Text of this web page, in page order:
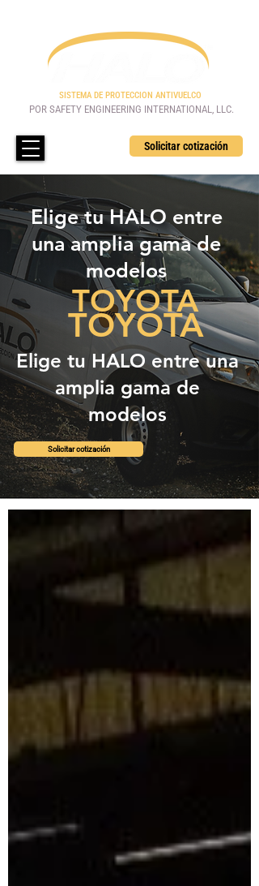
Solicitar cotización
SISTEMA DE PROTECCION ANTIVUELCO
POR SAFETY ENGINEERING INTERNATIONAL, LLC.
Elige tu HALO entre
una amplia gama de
modelos
TOYOTA
TOYOTA
Elige tu HALO entre una
amplia gama de
modelos
Solicitar cotización